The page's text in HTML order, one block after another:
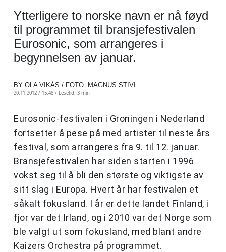
Ytterligere to norske navn er nå føyd
til programmet til bransjefestivalen
Eurosonic, som arrangeres i
begynnelsen av januar.
BY OLA VIKÅS / FOTO: MAGNUS STIVI
20.11.2012 / 15:48 / Lesetid: 3 min
Eurosonic-festivalen i Groningen i Nederland
fortsetter å pese på med artister til neste års
festival, som arrangeres fra 9. til 12. januar.
Bransjefestivalen har siden starten i 1996
vokst seg til å bli den største og viktigste av
sitt slag i Europa. Hvert år har festivalen et
såkalt fokusland. I år er dette landet Finland, i
fjor var det Irland, og i 2010 var det Norge som
ble valgt ut som fokusland, med blant andre
Kaizers Orchestra på programmet.